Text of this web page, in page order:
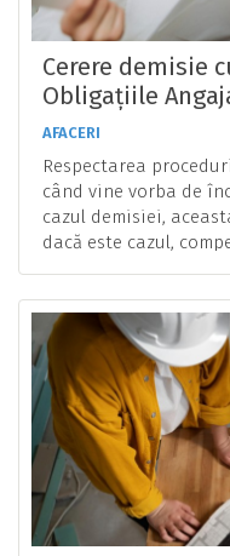
Cerere demisie
Obligațiile
AFACERI
Respectarea
când vine vorba de
cazul demisiei,
dacă este cazul,